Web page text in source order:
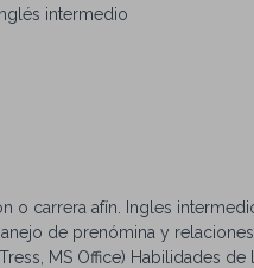
intermedio
o carrera afín. Ingles
de prenómina y
MS Office) Habilidades